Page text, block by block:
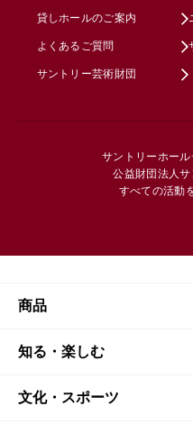
貸しホールのご案内
よくあるご質問
サントリー芸術財団
サントリーホー
公益財団法人
すべての活動
商品
商品TOP
商品一覧
知る・楽しむ
知る・楽しむTOP
文化・スポーツ